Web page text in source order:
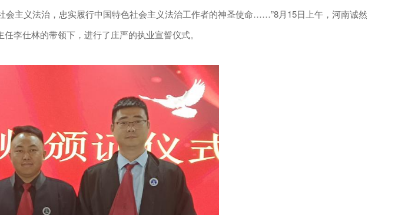
主义法治，忠实履行中国特色社会主义法治工作者的神圣使命……”8月15日上午，河南诚然
李仕林的带领下，进行了庄严的执业宣誓仪式。